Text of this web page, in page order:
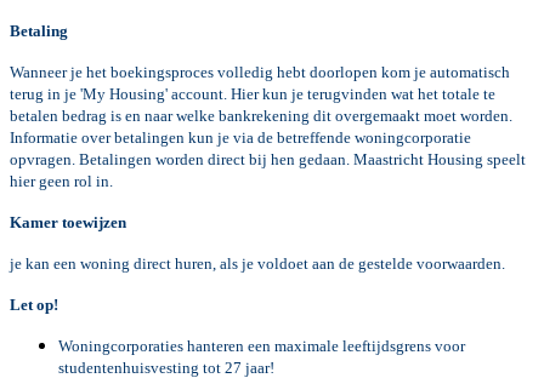
Betaling
Wanneer je het boekingsproces volledig hebt doorlopen kom je automatisch
terug in je 'My Housing' account. Hier kun je terugvinden wat het totale te
betalen bedrag is en naar welke bankrekening dit overgemaakt moet worden.
Informatie over betalingen kun je via de betreffende woningcorporatie
opvragen. Betalingen worden direct bij hen gedaan. Maastricht Housing speelt
hier geen rol in.
Kamer toewijzen
je kan een woning direct huren, als je voldoet aan de gestelde voorwaarden.
Let op!
Woningcorporaties hanteren een maximale leeftijdsgrens voor
studentenhuisvesting tot 27 jaar!